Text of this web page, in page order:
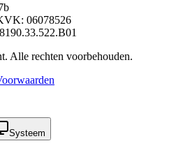
06078526
. Alle rechten voorbehouden.
Systeem